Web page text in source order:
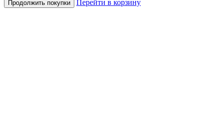
Продолжить покупки Перейти в корзину